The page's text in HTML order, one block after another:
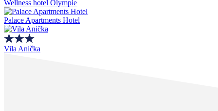
Wellness hotel Olympie
Palace Apartments Hotel
Vila Anička